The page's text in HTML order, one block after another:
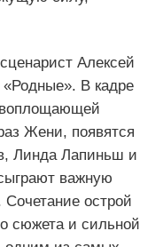
Алексей
В кадре
Жени, появятся
Линда Лапиньш и
важную
Сочетание острой
сюжета и сильной